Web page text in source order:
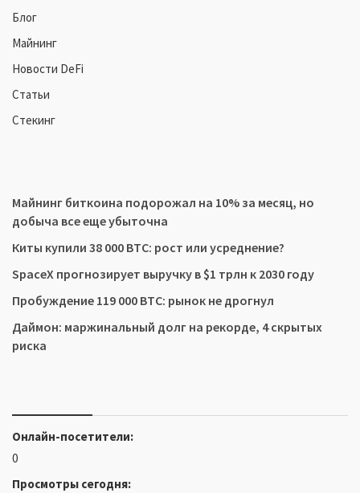
Блог
Майнинг
Новости DeFi
Статьи
Стекинг
Майнинг биткоина подорожал на 10% за месяц, но
добыча все еще убыточна
Киты купили 38 000 BTC: рост или усреднение?
SpaceX прогнозирует выручку в $1 трлн к 2030 году
Пробуждение 119 000 BTC: рынок не дрогнул
Даймон: маржинальный долг на рекорде, 4 скрытых
риска
Онлайн-посетители:
0
Просмотры сегодня: